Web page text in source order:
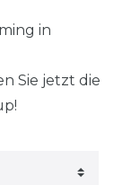
in
Sie jetzt die